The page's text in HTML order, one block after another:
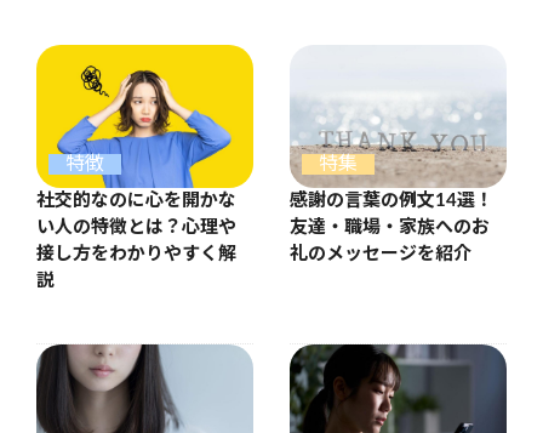
特徴
社交的なのに心を開かな
い人の特徴とは？心理や
接し方をわかりやすく解
説
特集
感謝の言葉の例文14選！
友達・職場・家族へのお
礼のメッセージを紹介